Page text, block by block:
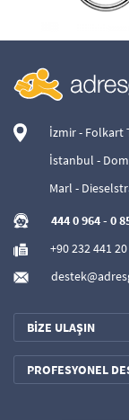
İzmir - Folkart
İstanbul -
Marl -
444 0 964- 0
+90 232 441
BİZE ULAŞIN
PROFESYONEL